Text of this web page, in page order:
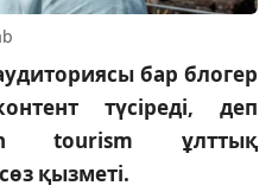
бар блогер
түсіреді, деп
tourism ұлттық
қызметі.